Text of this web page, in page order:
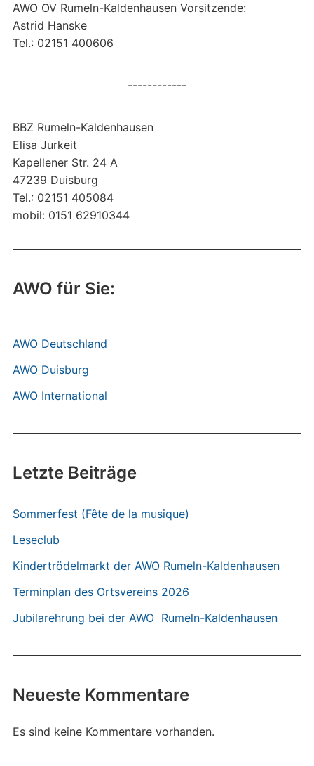
AWO OV Rumeln-Kaldenhausen Vorsitzende:
Astrid Hanske
Tel.: 02151 400606
------------
BBZ Rumeln-Kaldenhausen
Elisa Jurkeit
Kapellener Str. 24 A
47239 Duisburg
Tel.: 02151 405084
mobil: 0151 62910344
AWO für Sie:
AWO Deutschland
AWO Duisburg
AWO International
Letzte Beiträge
Sommerfest (Fête de la musique)
Leseclub
Kindertrödelmarkt der AWO Rumeln-Kaldenhausen
Terminplan des Ortsvereins 2026
Jubilarehrung bei der AWO Rumeln-Kaldenhausen
Neueste Kommentare
Es sind keine Kommentare vorhanden.